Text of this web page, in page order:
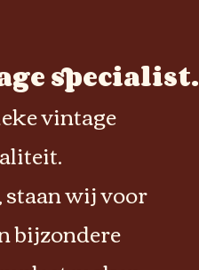
specialist.
vintage
staan wij voor
bijzondere